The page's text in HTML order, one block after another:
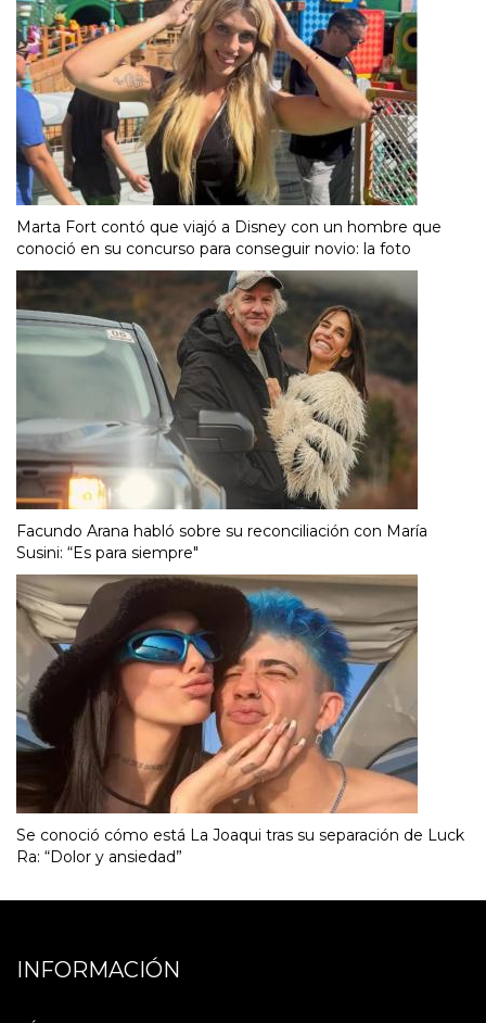
Marta Fort contó que viajó a Disney con un hombre que
conoció en su concurso para conseguir novio: la foto
Facundo Arana habló sobre su reconciliación con María
Susini: “Es para siempre"
Se conoció cómo está La Joaqui tras su separación de Luck
Ra: “Dolor y ansiedad”
INFORMACIÓN